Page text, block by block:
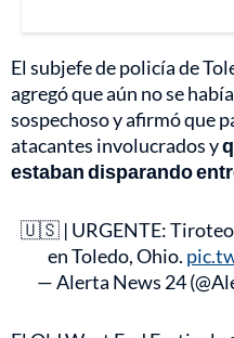
El subjefe de policía de
agregó que aún no se
sospechoso y afirmó que
atacantes involucrados y
estaban disparando
🇺🇸 | URGENTE: Tiroteo
en Toledo, Ohio.
— Alerta News 24